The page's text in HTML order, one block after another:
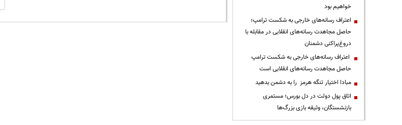
خواهیم بود
اعتراف رسانه‌های خارجی به شکست ترامپ؛
حاصل مجاهدت رسانه‌های انقلابی در مقابله با
دروغ‌پراکنی دشمنان
اعتراف رسانه‌های خارجی به شکست ترامپ
حاصل مجاهدت رسانه‌های انقلابی است
مبادا اختیار تنگه هرمز را به دشمن بدهید
اتاق پول دولت در دل بورس؛ مستمری
بازنشستگان، وثیقه بازی بزرگ‌ها